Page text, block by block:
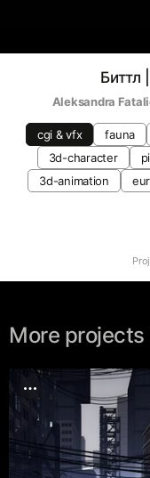
Биттл
Aleksandra
cgi & vfx fauna
3d-character
3d-animation
More projects